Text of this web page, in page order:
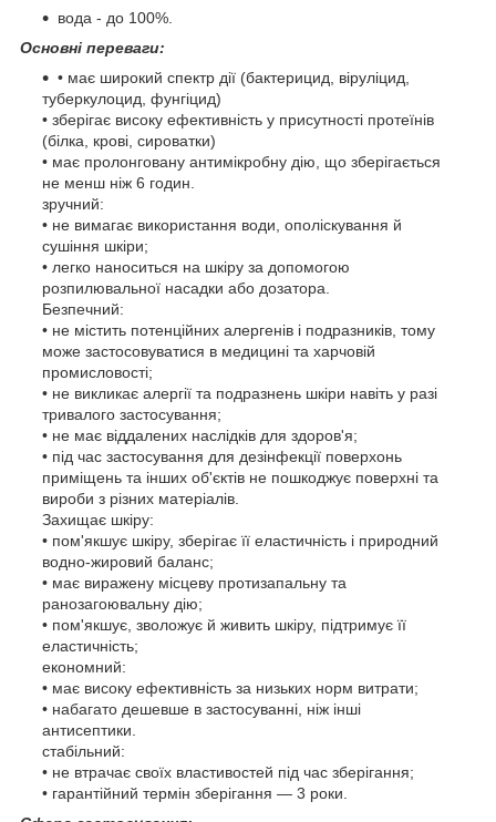
вода - до 100%.
Основні переваги:
• має широкий спектр дії (бактерицид, віруліцид,
туберкулоцид, фунгіцид)
• зберігає високу ефективність у присутності протеїнів
(білка, крові, сироватки)
• має пролонговану антимікробну дію, що зберігається
не менш ніж 6 годин.
зручний:
• не вимагає використання води, ополіскування й
сушіння шкіри;
• легко наноситься на шкіру за допомогою
розпилювальної насадки або дозатора.
Безпечний:
• не містить потенційних алергенів і подразників, тому
може застосовуватися в медицині та харчовій
промисловості;
• не викликає алергії та подразнень шкіри навіть у разі
тривалого застосування;
• не має віддалених наслідків для здоров'я;
• під час застосування для дезінфекції поверхонь
приміщень та інших об'єктів не пошкоджує поверхні та
вироби з різних матеріалів.
Захищає шкіру:
• пом'якшує шкіру, зберігає її еластичність і природний
водно-жировий баланс;
• має виражену місцеву протизапальну та
ранозагоювальну дію;
• пом'якшує, зволожує й живить шкіру, підтримує її
еластичність;
економний:
• має високу ефективність за низьких норм витрати;
• набагато дешевше в застосуванні, ніж інші
антисептики.
стабільний:
• не втрачає своїх властивостей під час зберігання;
• гарантійний термін зберігання — 3 роки.